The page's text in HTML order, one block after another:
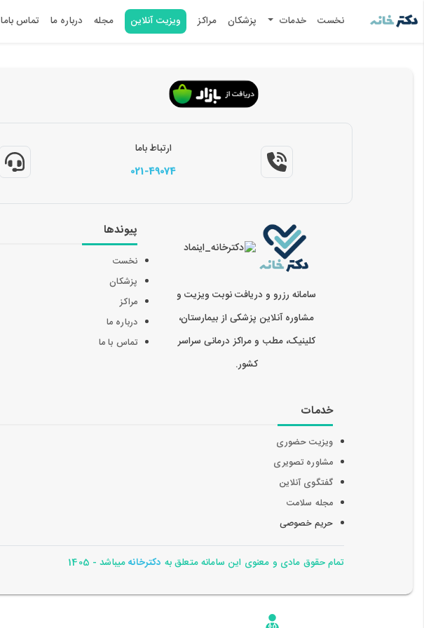
نخست خدمات پزشکان مراکز ویزیت آنلاین مجله درباره ما تماس باما
ارتباط باما
021-49074
سامانه رزرو و دریافت نوبت ویزیت و
مشاوره آنلاین پزشکی از بیمارستان،
کلینیک، مطب و مراکز درمانی سراسر
کشور.
پیوندها
نخست
پزشکان
مراکز
درباره ما
تماس با ما
خدمات
ویزیت حضوری
مشاوره تصویری
گفتگوی آنلاین
مجله سلامت
حریم خصوصی
تمام حقوق مادی و معنوی این سامانه متعلق به دکترخانهمیباشد - 1405